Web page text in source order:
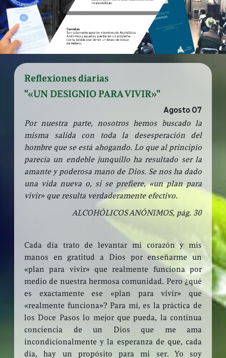
Reflexiones diarias
"«UN DESIGNIO PARA VIVIR»"
Agosto 07
Por nuestra parte, nosotros hemos buscado la
misma salida con toda la desesperación del
hombre que se está ahogando. Lo que al principio
parecía un endeble junquillo ha resultado ser la
amante y poderosa mano de Dios. Se nos ha dado
una vida nueva o, si se prefiere, «un plan para
vivir» que resulta verdaderamente efectivo.
ALCOHÓLICOS ANÓNIMOS, pág. 30
Cada día trato de levantar mi corazón y mis
manos en gratitud a Dios por enseñarme un
«plan para vivir» que realmente funciona por
medio de nuestra hermosa comunidad. Pero ¿qué
es exactamente ese «plan para vivir» que
«realmente funciona»? Para mí, es la práctica de
los Doce Pasos lo mejor que pueda, la continua
conciencia de un Dios que me ama
incondicionalmente y la esperanza de que, cada
día, hay un propósito para mi ser. Yo soy